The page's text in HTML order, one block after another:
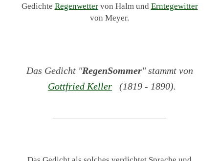
Gedichte Regenwettervon Halm und Erntegewitter
von Meyer.
Das Gedicht "RegenSommer" stammt von
Gottfried Keller (1819 - 1890).